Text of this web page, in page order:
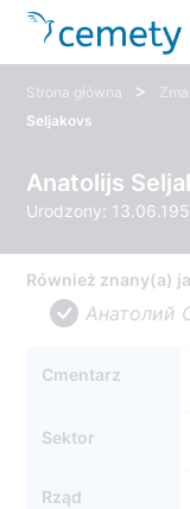
Strona główna >
Seljakovs
Anatolijs
Urodzony:
Również znany(a)
Анатолий
Cmentarz
Sektor
Rząd